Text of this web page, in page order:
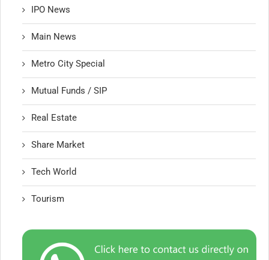
IPO News
Main News
Metro City Special
Mutual Funds / SIP
Real Estate
Share Market
Tech World
Tourism